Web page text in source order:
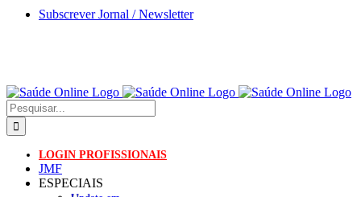
Skip
Subscrever Jornal / Newsletter
Pesquisar
LOGIN PROFISSIONAIS
JMF
ESPECIAIS